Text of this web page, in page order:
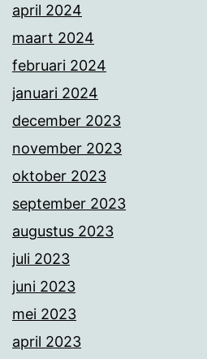
april 2024
maart 2024
februari 2024
januari 2024
december 2023
november 2023
oktober 2023
september 2023
augustus 2023
juli 2023
juni 2023
mei 2023
april 2023